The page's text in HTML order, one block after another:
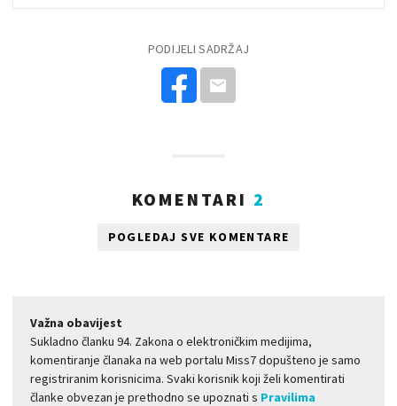
PODIJELI SADRŽAJ
KOMENTARI 2
POGLEDAJ SVE KOMENTARE
Važna obavijest
Sukladno članku 94. Zakona o elektroničkim medijima,
komentiranje članaka na web portalu Miss7 dopušteno je samo
registriranim korisnicima. Svaki korisnik koji želi komentirati
članke obvezan je prethodno se upoznati s Pravilima